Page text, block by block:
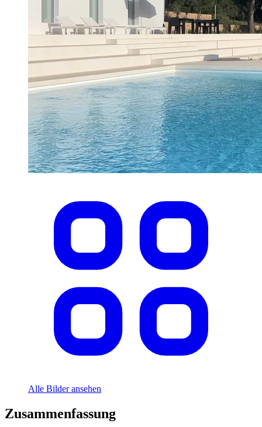
Alle Bilder ansehen
Zusammenfassung